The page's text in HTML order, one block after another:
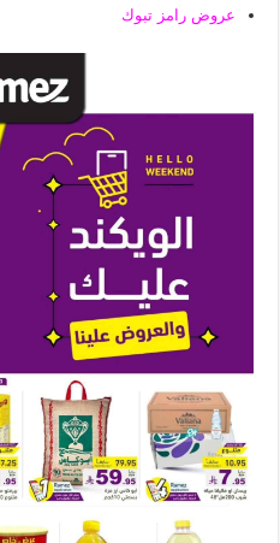
عروض رامز تبوك